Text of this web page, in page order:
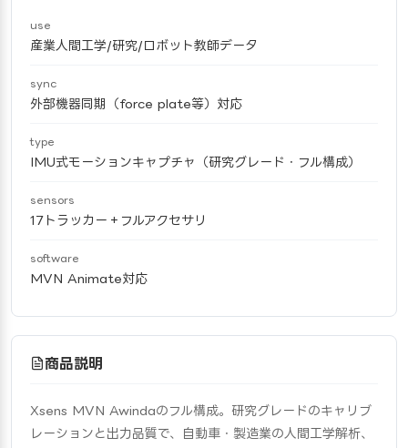
use
産業人間工学/研究/ロボット教師データ
sync
外部機器同期（force plate等）対応
type
IMU式モーションキャプチャ（研究グレード・フル構成）
sensors
17トラッカー＋フルアクセサリ
software
MVN Animate対応
商品説明
Xsens MVN Awindaのフル構成。研究グレードのキャリブ
レーションと出力品質で、自動車・製造業の人間工学解析、